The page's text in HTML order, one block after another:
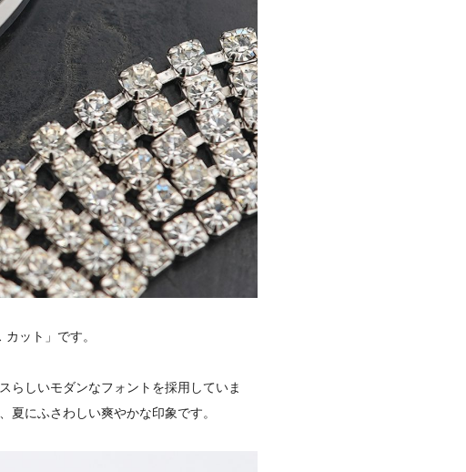
ット」です。
らしいモダンなフォントを採用していま
にふさわしい爽やかな印象です。